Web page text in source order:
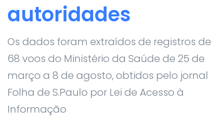
autoridades
Os dados foram extraídos de registros de
68 voos do Ministério da Saúde de 25 de
março a 8 de agosto, obtidos pelo jornal
Folha de S.Paulo por Lei de Acesso à
Informação